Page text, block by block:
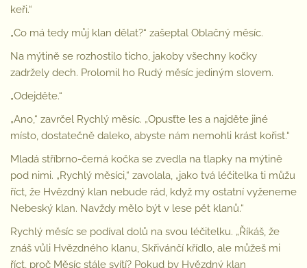
keři.“
„Co má tedy můj klan dělat?“ zašeptal Oblačný měsíc.
Na mýtině se rozhostilo ticho, jakoby všechny kočky
zadržely dech. Prolomil ho Rudý měsíc jediným slovem.
„Odejděte.“
„Ano,“ zavrčel Rychlý měsíc. „Opusťte les a najděte jiné
místo, dostatečně daleko, abyste nám nemohli krást kořist.“
Mladá stříbrno-černá kočka se zvedla na tlapky na mýtině
pod nimi. „Rychlý měsíci,“ zavolala, „jako tvá léčitelka ti můžu
říct, že Hvězdný klan nebude rád, když my ostatní vyženeme
Nebeský klan. Navždy mělo být v lese pět klanů.“
Rychlý měsíc se podíval dolů na svou léčitelku. „Říkáš, že
znáš vůli Hvězdného klanu, Skřivánčí křídlo, ale můžeš mi
říct, proč Měsíc stále svítí? Pokud by Hvězdný klan